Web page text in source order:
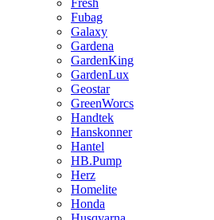
Fresh
Fubag
Galaxy
Gardena
GardenKing
GardenLux
Geostar
GreenWorcs
Handtek
Hanskonner
Hantel
HB.Pump
Herz
Homelite
Honda